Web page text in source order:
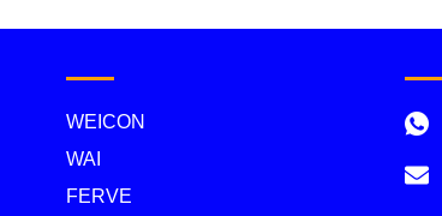
WEICON
WAI
FERVE